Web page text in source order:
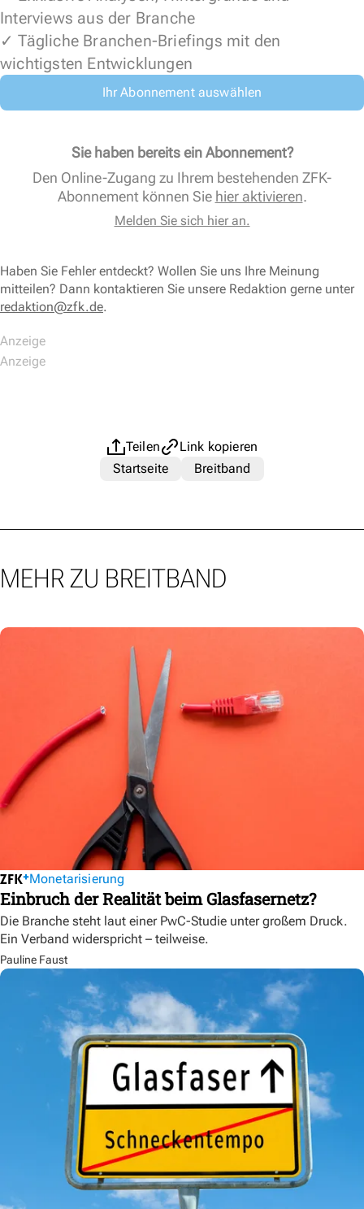
Interviews aus der Branche
✓ Tägliche Branchen-Briefings mit den
wichtigsten Entwicklungen
Ihr Abonnement auswählen
Sie haben bereits ein Abonnement?
Den Online-Zugang zu Ihrem bestehenden ZFK-
Abonnement können Sie hier aktivieren.
Melden Sie sich hier an.
Haben Sie Fehler entdeckt? Wollen Sie uns Ihre Meinung
mitteilen? Dann kontaktieren Sie unsere Redaktion gerne unter
redaktion@zfk.de.
Teilen
Link kopieren
Startseite
Breitband
MEHR ZU BREITBAND
Monetarisierung
Einbruch der Realität beim Glasfasernetz?
Die Branche steht laut einer PwC-Studie unter großem Druck.
Ein Verband widerspricht – teilweise.
Pauline Faust